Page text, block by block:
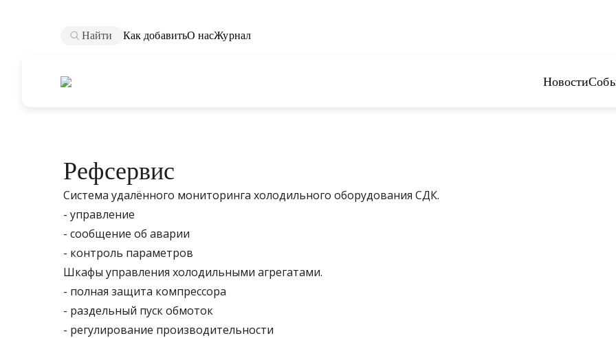
Найти Как добавитьО насЖурнал
Новости
Рефсервис
Система удалённого мониторинга холодильного оборудования СДК.
- управление
- сообщение об аварии
- контроль параметров
Шкафы управления холодильными агрегатами.
- полная защита компрессора
- раздельный пуск обмоток
- регулирование производительности